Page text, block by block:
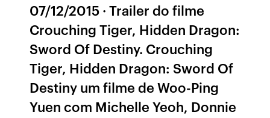
07/12/2015 · Trailer do filme
Crouching Tiger, Hidden Dragon:
Sword Of Destiny. Crouching
Tiger, Hidden Dragon: Sword Of
Destiny um filme de Woo-Ping
Yuen com Michelle Yeoh, Donnie